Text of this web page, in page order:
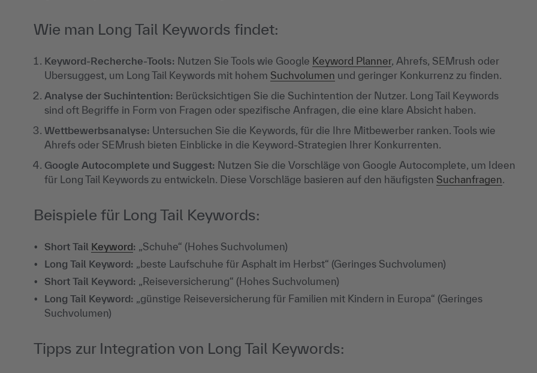
Wie man Long Tail Keywords findet:
Keyword-Recherche-Tools: Nutzen Sie Tools wie Google Keyword Planner, Ahrefs, SEMrush oder
Ubersuggest, um Long Tail Keywords mit hohem Suchvolumen und geringer Konkurrenz zu finden.
Analyse der Suchintention: Berücksichtigen Sie die Suchintention der Nutzer. Long Tail Keywords
sind oft Begriffe in Form von Fragen oder spezifische Anfragen, die eine klare Absicht haben.
Wettbewerbsanalyse: Untersuchen Sie die Keywords, für die Ihre Mitbewerber ranken. Tools wie
Ahrefs oder SEMrush bieten Einblicke in die Keyword-Strategien Ihrer Konkurrenten.
Google Autocomplete und Suggest: Nutzen Sie die Vorschläge von Google Autocomplete, um Ideen
für Long Tail Keywords zu entwickeln. Diese Vorschläge basieren auf den häufigsten Suchanfragen.
Beispiele für Long Tail Keywords:
Short Tail Keyword: „Schuhe“ (Hohes Suchvolumen)
Long Tail Keyword: „beste Laufschuhe für Asphalt im Herbst“ (Geringes Suchvolumen)
Short Tail Keyword: „Reiseversicherung“ (Hohes Suchvolumen)
Long Tail Keyword: „günstige Reiseversicherung für Familien mit Kindern in Europa“ (Geringes
Suchvolumen)
Tipps zur Integration von Long Tail Keywords: